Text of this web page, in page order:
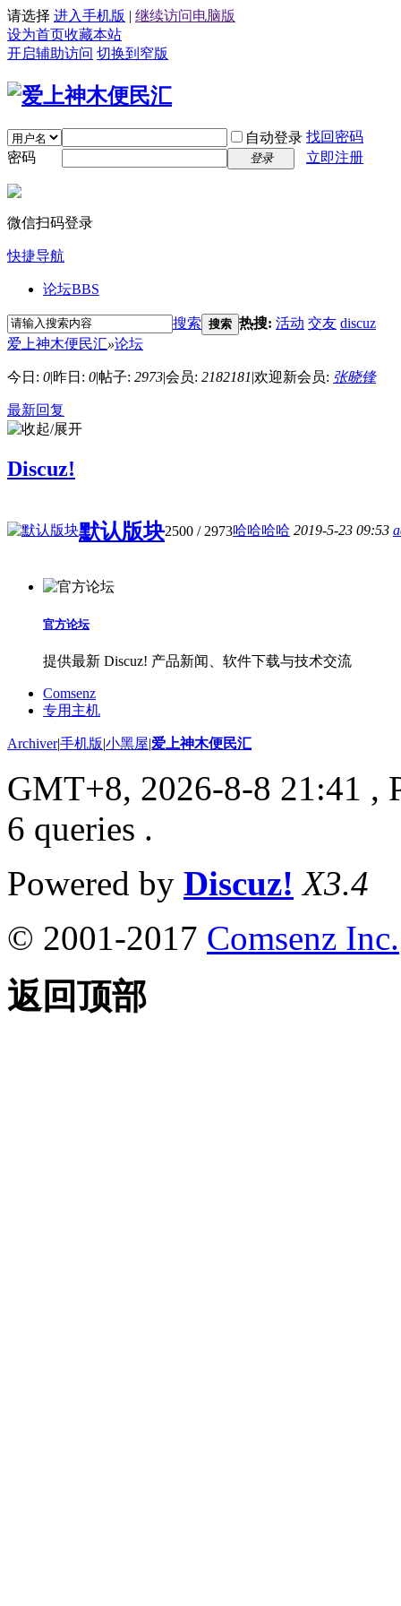
请选择 进入手机版 | 继续访问电脑版
设为首页收藏本站
开启辅助访问 切换到窄版
自动登录 找回密码
密码
登录 立即注册
微信扫码登录
快捷导航
论坛BBS
搜索 搜索 热搜: 活动 交友 discuz
爱上神木便民汇»论坛
今日: 0|昨日: 0|帖子: 2973|会员: 2182181|欢迎新会员: 张晓锋
最新回复
Discuz!
默认版块2500 / 2973哈哈哈哈 2019-5-23 09:53
官方论坛
提供最新 Discuz! 产品新闻、软件下载与技术交流
Comsenz
专用主机
Archiver|手机版|小黑屋|爱上神木便民汇
GMT+8, 2026-8-8 21:41 ,
6 queries .
Powered by Discuz! X3.4
© 2001-2017 Comsenz Inc.
返回顶部